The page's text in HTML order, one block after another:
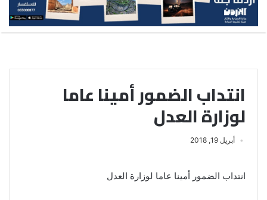
انتداب الضمور أمينا عاما
لوزارة العدل
أبريل 19, 2018
انتداب الضمور أمينا عاما لوزارة العدل